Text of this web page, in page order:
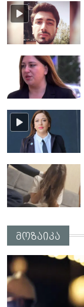
მოზაიკა